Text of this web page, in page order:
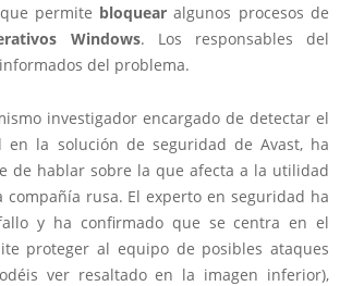
que permite bloquear algunos procesos de
Windows. Los responsables del
del problema.
investigador encargado de detectar el
en la solución de seguridad de Avast, ha
de hablar sobre la que afecta a la utilidad
rusa. El experto en seguridad ha
y ha confirmado que se centra en el
proteger al equipo de posibles ataques
ver resaltado en la imagen inferior),